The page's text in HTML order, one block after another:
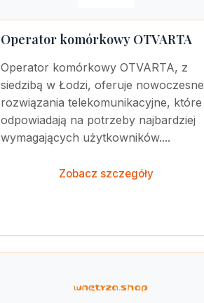
Operator komórkowy OTVARTA
Operator komórkowy OTVARTA, z
siedzibą w Łodzi, oferuje nowoczesne
rozwiązania telekomunikacyjne, które
odpowiadają na potrzeby najbardziej
wymagających użytkowników....
Zobacz szczegóły